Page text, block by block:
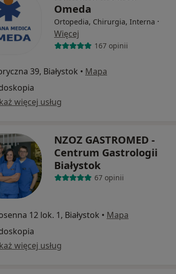
Omeda
Ortopedia, Chirurgia, Interna ·
Więcej
167 opinii
39, Białystok • Mapa
więcej usług
NZOZ GASTROMED -
Centrum Gastrologii
Białystok
67 opinii
12 lok. 1, Białystok • Mapa
więcej usług